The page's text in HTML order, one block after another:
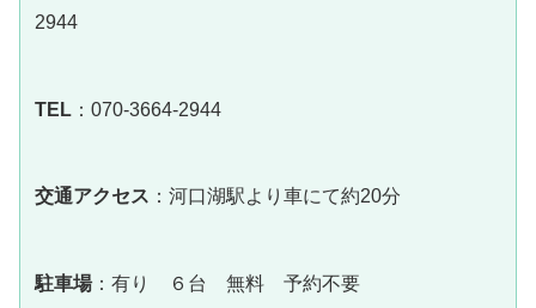
2944
TEL ：070-3664-2944
交通アクセス ：河口湖駅より車にて約20分
駐車場：有り ６台 無料 予約不要